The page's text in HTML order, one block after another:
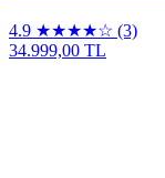
4.9 ★★★★☆ (3)
34.999,00 TL